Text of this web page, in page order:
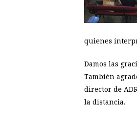
quienes
Damos las
También
director de
la distancia.